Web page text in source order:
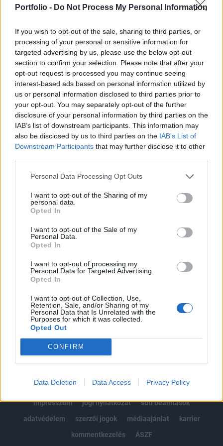
Portfolio - Do Not Process My Personal Information
If you wish to opt-out of the sale, sharing to third parties, or
processing of your personal or sensitive information for
targeted advertising by us, please use the below opt-out
section to confirm your selection. Please note that after your
opt-out request is processed you may continue seeing
interest-based ads based on personal information utilized by
us or personal information disclosed to third parties prior to
your opt-out. You may separately opt-out of the further
disclosure of your personal information by third parties on the
IAB’s list of downstream participants. This information may
also be disclosed by us to third parties on the IAB’s List of
Downstream Participants that may further disclose it to other
Personal Data Processing Opt Outs
I want to opt-out of the Sharing of my
personal data.
Opted In
I want to opt-out of the Sale of my
Personal Data.
Opted In
I want to opt-out of processing my
Personal Data for Targeted Advertising.
Opted In
I want to opt-out of Collection, Use,
Retention, Sale, and/or Sharing of my
Personal Data that Is Unrelated with the
Purposes for which it was collected.
Opted Out
CONFIRM
Data Deletion Data Access Privacy Policy
kevésbé értelmes leegyszerűsítése a mindig
Előnye, és persze hátránya is a tőzsdének, hogy mindent
ezerféleképpen lehet megközelíteni. A piaci trendek
értelmezésének is több módszere van, nyilván a különböző
megközelítési módok eltérő fordulókat, sőt piaci irányokat
is adnak, leegyszerűsítve ezért van mindig vevő és eladó. A
követőkben a hosszú távú trendeket vizsgáljuk meg a
vezérhajón, az S&P500...
KEDVES OLVASÓNK!
tartozik, melynek olvasása előfizetéses
regisztrációhoz kötött.
Az előfizetés a következőket tartalmazza:
Kötéslisták: BÉT elmúlt 2 év napon belüli
kötéslistái
Előfizetés
MÁR ELŐFIZETŐNK VAGY?BEJELENTKEZÉS
© 2026 Portfolio
impresszum
jogi nyilatkozat
süti beállítások
adatvédelem
szerzői jogok médiaajánlat
karrier
kommentkezelés
ÁSZF